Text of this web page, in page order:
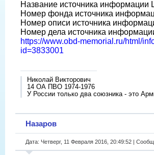
Название источника
Номер фонда источника
Номер описи источника
Номер дела источника
https://www.obd-memorial.ru/html/
id=3833001
Николай Викторович
14 ОА ПВО 1974-1976
У России только два союзника - это
Назаров
Дата: Четверг, 11 Февраля 2016, 20:49:52 |